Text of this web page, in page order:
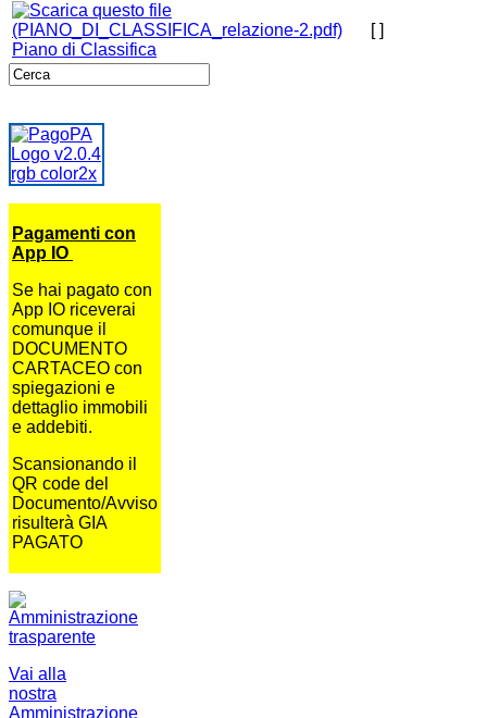
Piano di Classifica
[ ]
Pagamenti con
App IO
Se hai pagato con
App IO riceverai
comunque il
DOCUMENTO
CARTACEO con
spiegazioni e
dettaglio immobili
e addebiti.
Scansionando il
QR code del
Documento/Avviso
risulterà GIA
PAGATO
Vai alla
nostra
Amministrazione